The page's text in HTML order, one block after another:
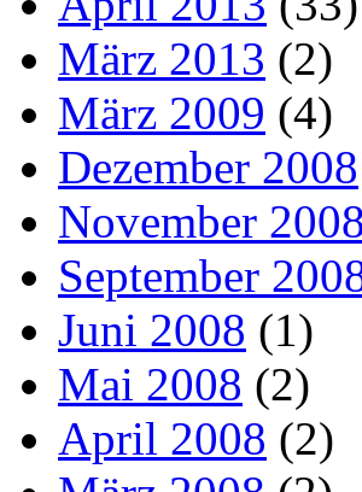
März 2013 (2)
März 2009 (4)
Dezember 2008
November 2008
September
Juni 2008 (1)
Mai 2008 (2)
April 2008 (2)